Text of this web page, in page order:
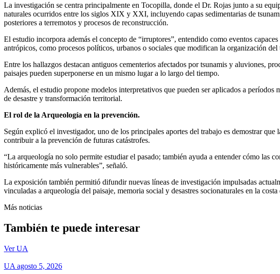
La investigación se centra principalmente en Tocopilla, donde el Dr. Rojas junto a su
naturales ocurridos entre los siglos XIX y XXI, incluyendo capas sedimentarias de
posteriores a terremotos y procesos de reconstrucción.
El estudio incorpora además el concepto de “irruptores”, entendido como eventos
antrópicos, como procesos políticos, urbanos o sociales que modifican la organización
Entre los hallazgos destacan antiguos cementerios afectados por tsunamis y aluviones,
paisajes pueden superponerse en un mismo lugar a lo largo del tiempo.
Además, el estudio propone modelos interpretativos que pueden ser aplicados a
de desastre y transformación territorial.
El rol de la Arqueología en la prevención.
Según explicó el investigador, uno de los principales aportes del trabajo es demostrar
contribuir a la prevención de futuras catástrofes.
“La arqueología no solo permite estudiar el pasado; también ayuda a entender cómo las
históricamente más vulnerables”, señaló.
La exposición también permitió difundir nuevas líneas de investigación impulsadas
vinculadas a arqueología del paisaje, memoria social y desastres socionaturales en la
Más noticias
También te puede interesar
Ver UA
UA agosto 5, 2026